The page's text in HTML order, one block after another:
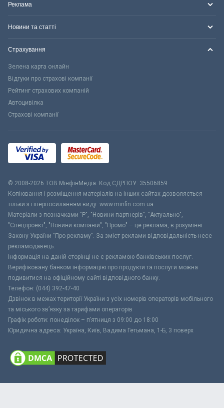
Реклама
Новини та статті
Страхування
Зелена карта онлайн
Відгуки про страхові компанії
Рейтинг страхових компаній
Автоцивілка
Страхові компанії
© 2008-2026 ТОВ МiнфiнМедiа. Код ЄДРПОУ: 35506859
Копіювання і розміщення матеріалів на інших сайтах дозволяється
тільки з гіперпосиланням виду: www.minfin.com.ua
Матеріали з позначками "Р", "Новини партнерів", "Актуально",
"Спецпроект", "Новини компаній", "Промо" – це реклама, в розумінні
Закону України "Про рекламу". За зміст реклами відповідальність несе
рекламодавець.
Інформація на даній сторінці не є рекламою банківських послуг.
Верифіковану банком інформацію про продукти та послуги можна
подивитися на офіційному сайті відповідного банку.
Телефон: (044) 392-47-40
Дзвінок в межах території України з усіх номерів операторів мобільного
та міського зв’язку за тарифами операторів
Графік роботи: понеділок – п’ятниця з 09:00 до 18:00
Юридична адреса: Україна, Київ, Вадима Гетьмана, 1-Б, 3 поверх